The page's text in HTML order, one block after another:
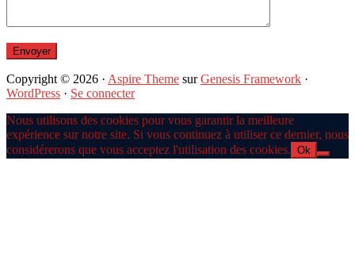
Copyright © 2026 · Aspire Theme surGenesis Framework ·
WordPress · Se connecter
Nous utilisons des cookies pour vous garantir la meilleure
expérience sur notre site. Si vous continuez à utiliser ce dernier, nous
considérerons que vous acceptez l'utilisation des cookies. Ok